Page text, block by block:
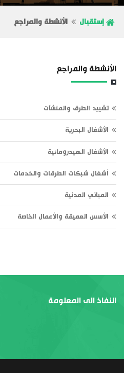
إستقبال الأنشطة والمراجع
الأنشطة والمراجع
تشييد الطرق والمنشآت
الأشغال البحرية
الأشغال الهيدرومائية
أشغال شبكات الطرقات والخدمات
المباني المدنية
الأسس العميقة والأعمال الخاصة
النفاذ الى المعلومة